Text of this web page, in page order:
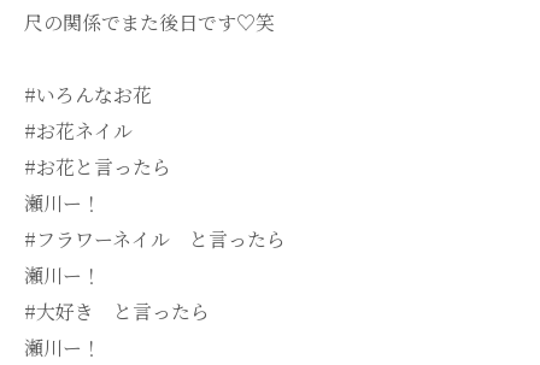
尺の関係でまた後日です♡笑
#いろんなお花
#お花ネイル
#お花と言ったら
瀬川ー！
#フラワーネイル と言ったら
瀬川ー！
#大好き と言ったら
瀬川ー！